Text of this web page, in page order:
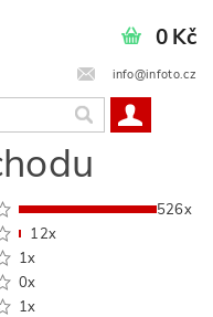
info@infoto.cz
0 Kč
526x
12x
1x
0x
1x